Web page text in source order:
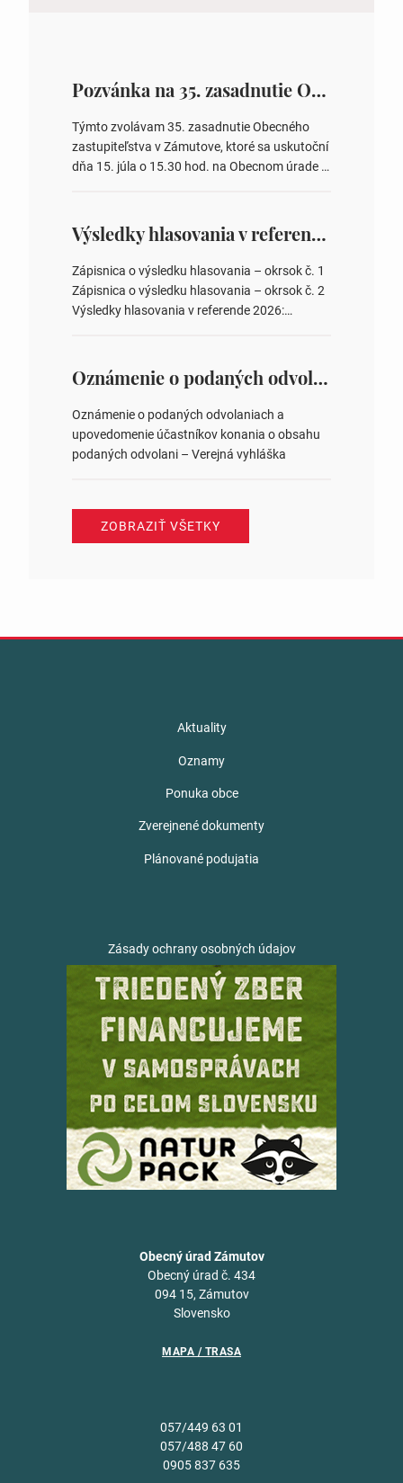
Pozvánka na 35. zasadnutie OZ v Zámutove
Týmto zvolávam 35. zasadnutie Obecného
zastupiteľstva v Zámutove, ktoré sa uskutoční
dňa 15. júla o 15.30 hod. na Obecnom úrade v
overovateľov zápisnice 3. Určenie volebných
obvodov pre voľby poslancov obecných
zastupiteľstiev, počtu poslancov obecných
zastupiteľstiev v nich 4. Schválenie odpredaja
obecného pozemku –…
Výsledky hlasovania v referende 2026
Zápisnica o výsledku hlasovania – okrsok č. 1
Zápisnica o výsledku hlasovania – okrsok č. 2
Výsledky hlasovania v referende 2026:
ysledky.html
Oznámenie o podaných odvolaniach a upovedomenie účastníkov konania o obsahu podaných odvolani – Verejná vyhláška
Oznámenie o podaných odvolaniach a
upovedomenie účastníkov konania o obsahu
podaných odvolani – Verejná vyhláška
ZOBRAZIŤ VŠETKY
Aktuality
Oznamy
Ponuka obce
Zverejnené dokumenty
Plánované podujatia
Zásady ochrany osobných údajov
Obecný úrad Zámutov
Obecný úrad č. 434
094 15, Zámutov
Slovensko
MAPA / TRASA
057/449 63 01
057/488 47 60
0905 837 635